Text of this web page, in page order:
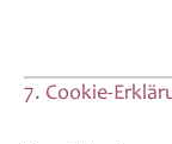
7. Cookie-